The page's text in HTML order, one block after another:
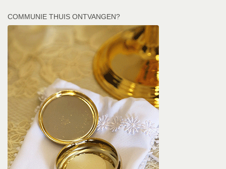
COMMUNIE THUIS ONTVANGEN?